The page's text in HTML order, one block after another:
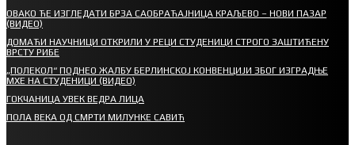
ОВАКО ЋЕ ИЗГЛЕДАТИ БРЗА САОБРАЋАЈНИЦА КРАЉЕВО – НОВИ ПАЗАР
(ВИДЕО)
ДОМАЋИ НАУЧНИЦИ ОТКРИЛИ У РЕЦИ СТУДЕНИЦИ СТРОГО ЗАШТИЋЕНУ
ВРСТУ РИБЕ
„ПОЛЕКОЛ“ ПОДНЕО ЖАЛБУ БЕРЛИНСКОЈ КОНВЕНЦИЈИ ЗБОГ ИЗГРАДЊЕ
МХЕ НА СТУДЕНИЦИ (ВИДЕО)
ГОКЧАНИЦА УВЕК ВЕДРА ЛИЦА
ПОЛА ВЕКА ОД СМРТИ МИЛУНКЕ САВИЋ